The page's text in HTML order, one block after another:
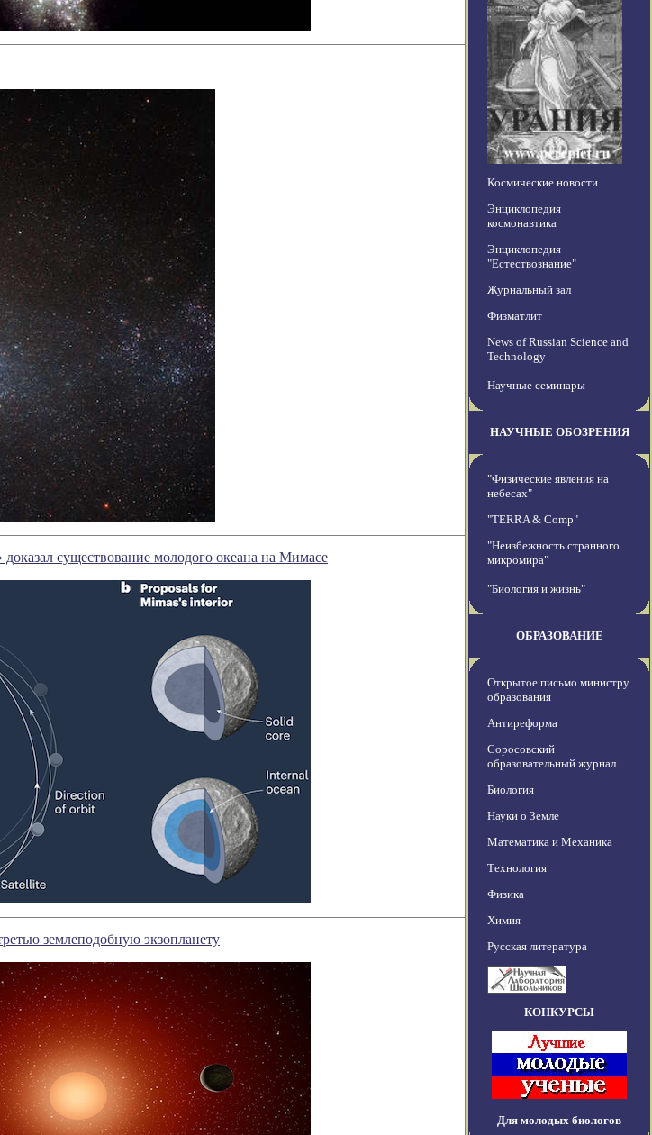
существование молодого океана на Мимасе
землеподобную экзопланету
Космические новости
Энциклопедия
космонавтика
Энциклопедия
"Естествознание"
Журнальный зал
Физматлит
News of Russian Science and
Technology
Научные семинары
НАУЧНЫЕ ОБОЗРЕНИЯ
"Физические явления на
небесах"
"TERRA & Comp"
"Неизбежность странного
микромира"
"Биология и жизнь"
ОБРАЗОВАНИЕ
Открытое письмо министру
образования
Антиреформа
Соросовский
образовательный журнал
Биология
Науки о Земле
Математика и Механика
Технология
Физика
Химия
Русская литература
КОНКУРСЫ
Для молодых биологов